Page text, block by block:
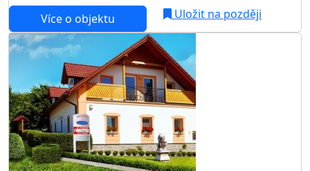
Více o objektu Uložit na později